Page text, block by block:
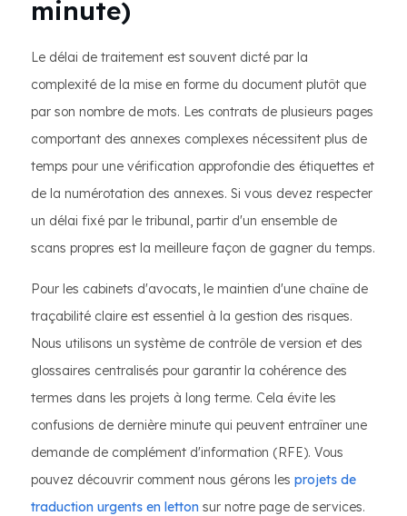
minute)
Le délai de traitement est souvent dicté par la
complexité de la mise en forme du document plutôt que
par son nombre de mots. Les contrats de plusieurs pages
comportant des annexes complexes nécessitent plus de
temps pour une vérification approfondie des étiquettes et
de la numérotation des annexes. Si vous devez respecter
un délai fixé par le tribunal, partir d'un ensemble de
scans propres est la meilleure façon de gagner du temps.
Pour les cabinets d'avocats, le maintien d'une chaîne de
traçabilité claire est essentiel à la gestion des risques.
Nous utilisons un système de contrôle de version et des
glossaires centralisés pour garantir la cohérence des
termes dans les projets à long terme. Cela évite les
confusions de dernière minute qui peuvent entraîner une
demande de complément d'information (RFE). Vous
pouvez découvrir comment nous gérons les projets de
traduction urgents en letton sur notre page de services.